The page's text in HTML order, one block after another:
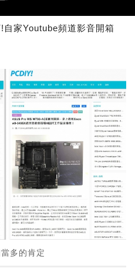
家Youtube頻道影音開箱
多的肯定